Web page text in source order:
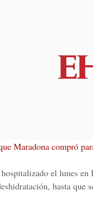
Maradona compró
el lunes
hasta que